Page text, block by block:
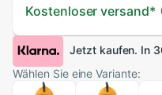
Kostenloser versand*
Jetzt kaufen. In
Wählen Sie eine Variante: